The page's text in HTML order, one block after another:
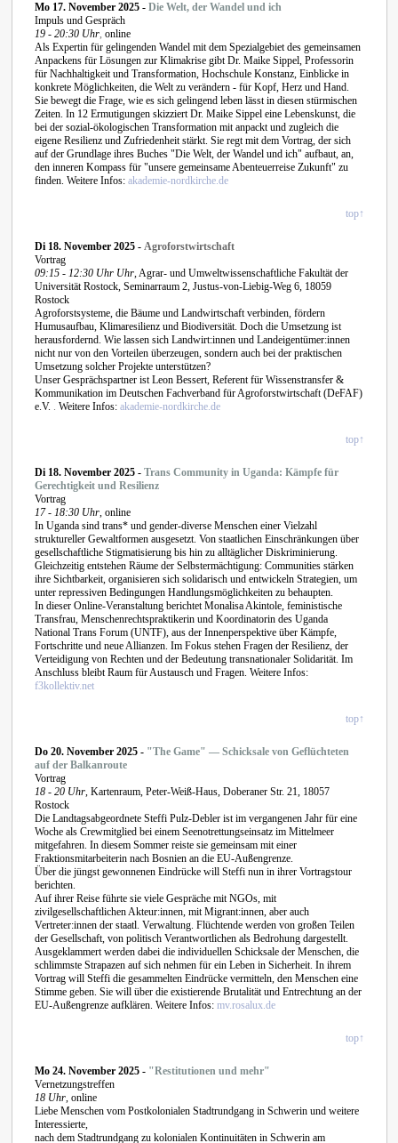
Mo 17. November 2025 - Die Welt, der Wandel und ich
Impuls und Gespräch
19 - 20:30 Uhr, online
Als Expertin für gelingenden Wandel mit dem Spezialgebiet des gemeinsamen
Anpackens für Lösungen zur Klimakrise gibt Dr. Maike Sippel, Professorin
für Nachhaltigkeit und Transformation, Hochschule Konstanz, Einblicke in
konkrete Möglichkeiten, die Welt zu verändern - für Kopf, Herz und Hand.
Sie bewegt die Frage, wie es sich gelingend leben lässt in diesen stürmischen
Zeiten. In 12 Ermutigungen skizziert Dr. Maike Sippel eine Lebenskunst, die
bei der sozial-ökologischen Transformation mit anpackt und zugleich die
eigene Resilienz und Zufriedenheit stärkt. Sie regt mit dem Vortrag, der sich
auf der Grundlage ihres Buches "Die Welt, der Wandel und ich" aufbaut, an,
den inneren Kompass für "unsere gemeinsame Abenteuerreise Zukunft" zu
finden. Weitere Infos: akademie-nordkirche.de
top↑
Di 18. November 2025 - Agroforstwirtschaft
Vortrag
09:15 - 12:30 Uhr Uhr, Agrar- und Umweltwissenschaftliche Fakultät der
Universität Rostock, Seminarraum 2, Justus-von-Liebig-Weg 6, 18059
Rostock
Agroforstsysteme, die Bäume und Landwirtschaft verbinden, fördern
Humusaufbau, Klimaresilienz und Biodiversität. Doch die Umsetzung ist
herausfordernd. Wie lassen sich Landwirt:innen und Landeigentümer:innen
nicht nur von den Vorteilen überzeugen, sondern auch bei der praktischen
Umsetzung solcher Projekte unterstützen?
Unser Gesprächspartner ist Leon Bessert, Referent für Wissenstransfer &
Kommunikation im Deutschen Fachverband für Agroforstwirtschaft (DeFAF)
e.V. . Weitere Infos: akademie-nordkirche.de
top↑
Di 18. November 2025 - Trans Community in Uganda: Kämpfe für
Gerechtigkeit und Resilienz
Vortrag
17 - 18:30 Uhr, online
In Uganda sind trans* und gender-diverse Menschen einer Vielzahl
struktureller Gewaltformen ausgesetzt. Von staatlichen Einschränkungen über
gesellschaftliche Stigmatisierung bis hin zu alltäglicher Diskriminierung.
Gleichzeitig entstehen Räume der Selbstermächtigung: Communities stärken
ihre Sichtbarkeit, organisieren sich solidarisch und entwickeln Strategien, um
unter repressiven Bedingungen Handlungsmöglichkeiten zu behaupten.
In dieser Online-Veranstaltung berichtet Monalisa Akintole, feministische
Transfrau, Menschenrechtspraktikerin und Koordinatorin des Uganda
National Trans Forum (UNTF), aus der Innenperspektive über Kämpfe,
Fortschritte und neue Allianzen. Im Fokus stehen Fragen der Resilienz, der
Verteidigung von Rechten und der Bedeutung transnationaler Solidarität. Im
Anschluss bleibt Raum für Austausch und Fragen. Weitere Infos:
f3kollektiv.net
top↑
Do 20. November 2025 - "The Game" — Schicksale von Geflüchteten
auf der Balkanroute
Vortrag
18 - 20 Uhr, Kartenraum, Peter-Weiß-Haus, Doberaner Str. 21, 18057
Rostock
Die Landtagsabgeordnete Steffi Pulz-Debler ist im vergangenen Jahr für eine
Woche als Crewmitglied bei einem Seenotrettungseinsatz im Mittelmeer
mitgefahren. In diesem Sommer reiste sie gemeinsam mit einer
Fraktionsmitarbeiterin nach Bosnien an die EU-Außengrenze.
Über die jüngst gewonnenen Eindrücke will Steffi nun in ihrer Vortragstour
berichten.
Auf ihrer Reise führte sie viele Gespräche mit NGOs, mit
zivilgesellschaftlichen Akteur:innen, mit Migrant:innen, aber auch
Vertreter:innen der staatl. Verwaltung. Flüchtende werden von großen Teilen
der Gesellschaft, von politisch Verantwortlichen als Bedrohung dargestellt.
Ausgeklammert werden dabei die individuellen Schicksale der Menschen, die
schlimmste Strapazen auf sich nehmen für ein Leben in Sicherheit. In ihrem
Vortrag will Steffi die gesammelten Eindrücke vermitteln, den Menschen eine
Stimme geben. Sie will über die existierende Brutalität und Entrechtung an der
EU-Außengrenze aufklären. Weitere Infos: mv.rosalux.de
top↑
Mo 24. November 2025 -"Restitutionen und mehr"
Vernetzungstreffen
18 Uhr, online
Liebe Menschen vom Postkolonialen Stadtrundgang in Schwerin und weitere
Interessierte,
nach dem Stadtrundgang zu kolonialen Kontinuitäten in Schwerin am